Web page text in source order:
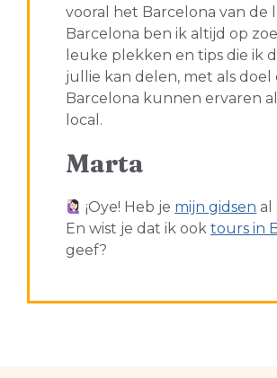
vooral het Barcelona van de
Barcelona ben ik altijd op
leuke plekken en tips die ik
jullie kan delen, met als doel
Barcelona kunnen ervaren
local.
Marta
¡Oye! Heb je mijn gidsen al
En wist je dat ik ook tours in
geef?